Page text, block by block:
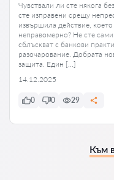
Чувствали ли сте някога
сте изправени срещу
извършила действие,
неправомерно? Не сте
сблъскват с банкови
разочарование. Добрата
защита. Един […]
14.12.2025
0 0 29
Към